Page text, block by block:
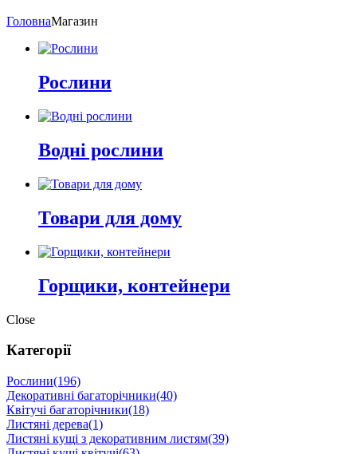
ГоловнаМагазин
Рослини
Водні рослини
Товари для дому
Горщики, контейнери
Close
Категорії
Рослини(196)
Декоративні багаторічники(40)
Квітучі багаторічники(18)
Листяні дерева(1)
Листяні кущі з декоративним листям(39)